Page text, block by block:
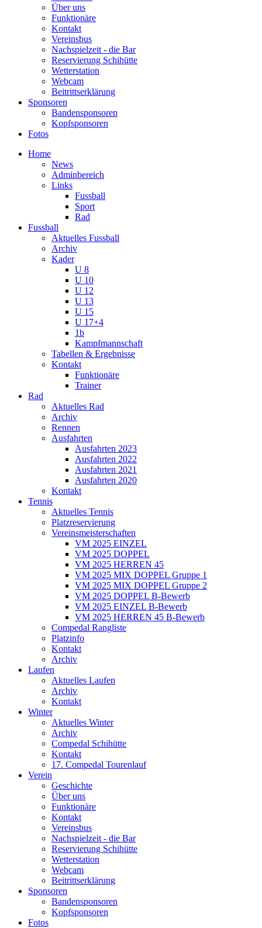
Über uns
Funktionäre
Kontakt
Vereinsbus
Nachspielzeit - die Bar
Reservierung Schihütte
Wetterstation
Webcam
Beitrittserklärung
Sponsoren
Bandensponsoren
Kopfsponsoren
Fotos
Home
News
Adminbereich
Links
Fussball
Sport
Rad
Fussball
Aktuelles Fussball
Archiv
Kader
U 8
U 10
U 12
U 13
U 15
U 17+4
1b
Kampfmannschaft
Tabellen & Ergebnisse
Kontakt
Funktionäre
Trainer
Rad
Aktuelles Rad
Archiv
Rennen
Ausfahrten
Ausfahrten 2023
Ausfahrten 2022
Ausfahrten 2021
Ausfahrten 2020
Kontakt
Tennis
Aktuelles Tennis
Platzreservierung
Vereinsmeisterschaften
VM 2025 EINZEL
VM 2025 DOPPEL
VM 2025 HERREN 45
VM 2025 MIX DOPPEL Gruppe 1
VM 2025 MIX DOPPEL Gruppe 2
VM 2025 DOPPEL B-Bewerb
VM 2025 EINZEL B-Bewerb
VM 2025 HERREN 45 B-Bewerb
Compedal Rangliste
Platzinfo
Kontakt
Archiv
Laufen
Aktuelles Laufen
Archiv
Kontakt
Winter
Aktuelles Winter
Archiv
Compedal Schihütte
Kontakt
17. Compedal Tourenlauf
Verein
Geschichte
Über uns
Funktionäre
Kontakt
Vereinsbus
Nachspielzeit - die Bar
Reservierung Schihütte
Wetterstation
Webcam
Beitrittserklärung
Sponsoren
Bandensponsoren
Kopfsponsoren
Fotos